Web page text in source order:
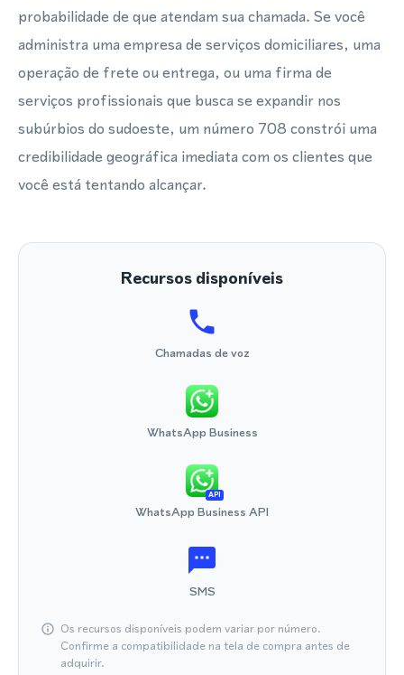
probabilidade de que atendam sua chamada. Se você
administra uma empresa de serviços domiciliares, uma
operação de frete ou entrega, ou uma firma de
serviços profissionais que busca se expandir nos
subúrbios do sudoeste, um número 708 constrói uma
credibilidade geográfica imediata com os clientes que
você está tentando alcançar.
Recursos disponíveis
Chamadas de voz
WhatsApp Business
API
WhatsApp Business API
SMS
Os recursos disponíveis podem variar por número.
Confirme a compatibilidade na tela de compra antes de
adquirir.